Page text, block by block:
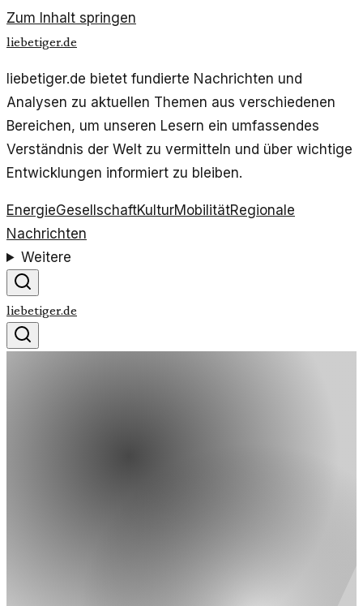
Zum Inhalt springen
liebetiger.de
liebetiger.de bietet fundierte Nachrichten und
Analysen zu aktuellen Themen aus verschiedenen
Bereichen, um unseren Lesern ein umfassendes
Verständnis der Welt zu vermitteln und über wichtige
Entwicklungen informiert zu bleiben.
EnergieGesellschaftKulturMobilitätRegionale
Nachrichten
Weitere
liebetiger.de